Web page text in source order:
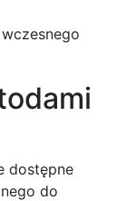
dostępne
do